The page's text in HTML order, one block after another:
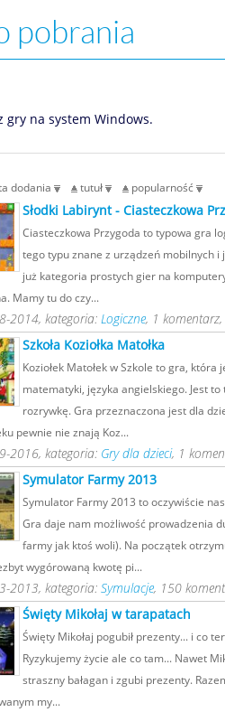
pobrania
gry na system Windows.
dodania tutuł popularność
Słodki Labirynt - Ciasteczkowa
Ciasteczkowa Przygoda to typowa gra
tego typu znane z urządzeń mobilnych i
już kategoria prostych gier na
Mamy tu do czy...
2014, kategoria: Logiczne, 1
Szkoła Koziołka Matołka
Koziołek Matołek w Szkole to gra,
matematyki, języka angielskiego. Jest to
rozrywkę. Gra przeznaczona jest dla
pewnie nie znają Koz...
2016, kategoria: Gry dla dzieci, 1
Symulator Farmy 2013
Symulator Farmy 2013 to oczywiście
Gra daje nam możliwość prowadzenia
farmy jak ktoś woli). Na początek
wygórowaną kwotę pi...
2013, kategoria: Symulacje, 150
Święty Mikołaj w tarapatach
Święty Mikołaj pogubił prezenty... i co
Ryzykujemy życie ale co tam... Nawet
straszny bałagan i zgubi prezenty.
my...